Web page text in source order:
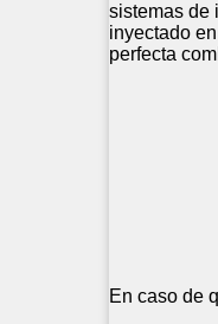
sistemas de
inyectado
perfecta
En caso de